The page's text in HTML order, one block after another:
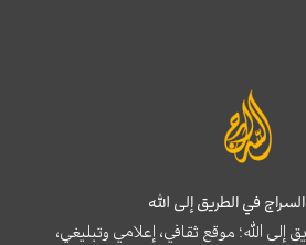
في الطريق إلى الله
إلى الله؛ موقع ثقافي، إعلامي وتبليغي،